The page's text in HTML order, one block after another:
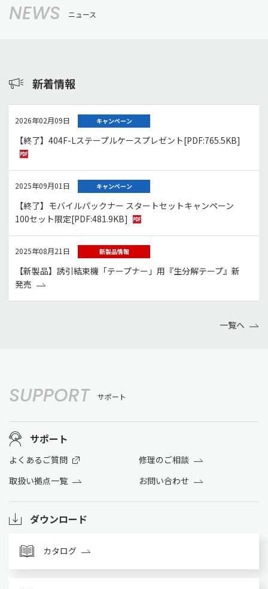
NEWS ニュース
新着情報
2026年02月09日 キャンペーン
【終了】404F-Lステープルケースプレゼント[PDF:765.5KB]
2025年09月01日 キャンペーン
【終了】モバイルパックナー スタートセットキャンペーン
100セット限定[PDF:481.9KB]
2025年08月21日 新製品情報
【新製品】誘引結束機「テープナー」用『生分解テープ』新
発売
一覧へ
SUPPORT サポート
サポート
よくあるご質問
修理のご相談
取扱い拠点一覧
お問い合わせ
ダウンロード
カタログ